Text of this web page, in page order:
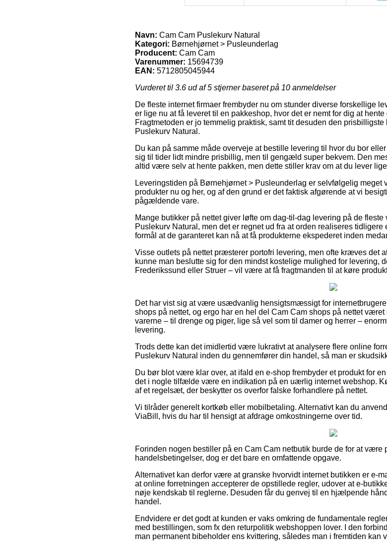
Navn: Cam Cam Puslekurv Natural
Kategori: Børnehjørnet > Pusleunderlag
Producent: Cam Cam
Varenummer: 15694739
EAN: 5712805045944
Vurderet til 3.6 ud af 5 stjerner baseret på 10 anmeldelser
De fleste internet firmaer frembyder nu om stunder diverse forskellige
er lige nu at få leveret til en pakkeshop, hvor det er nemt for dig at
Fragtmetoden er jo temmelig praktisk, samt tit desuden den
Puslekurv Natural.
Du kan på samme måde overveje at bestille levering til hvor du bor
sig til tider lidt mindre prisbillig, men til gengæld super bekvem. Den
altid være selv at hente pakken, men dette stiller krav om at du lever
Leveringstiden på Børnehjørnet > Pusleunderlag er selvfølgelig
produkter nu og her, og af den grund er det faktisk afgørende at vi
pågældende vare.
Mange butikker på nettet giver løfte om dag-til-dag levering på de
Puslekurv Natural, men det er regnet ud fra at orden realiseres
formål at de garanteret kan nå at få produkterne ekspederet inden
Visse outlets på nettet præsterer portofri levering, men ofte kræves det
kunne man beslutte sig for den mindst kostelige mulighed for levering,
Frederikssund eller Struer – vil være at få fragtmanden til at køre
Det har vist sig at være usædvanlig hensigtsmæssigt for
shops på nettet, og ergo har en hel del Cam Cam shops på nettet
varerne – til drenge og piger, lige så vel som til damer og herrer –
levering.
Trods dette kan det imidlertid være lukrativt at analysere flere online
Puslekurv Natural inden du gennemfører din handel, så man er
Du bør blot være klar over, at ifald en e-shop frembyder et produkt for
det i nogle tilfælde være en indikation på en uærlig internet webshop.
af et regelsæt, der beskytter os overfor falske forhandlere på nettet.
Vi tilråder generelt kortkøb eller mobilbetaling. Alternativt kan du
ViaBill, hvis du har til hensigt at afdrage omkostningerne over tid.
Forinden nogen bestiller på en Cam Cam netbutik burde de for at være
handelsbetingelser, dog er det bare en omfattende opgave.
Alternativet kan derfor være at granske hvorvidt internet butikken er e-
at online forretningen accepterer de opstillede regler, udover at e-
nøje kendskab til reglerne. Desuden får du genvej til en hjælpende
handel.
Endvidere er det godt at kunden er vaks omkring de fundamentale
med bestillingen, som fx den returpolitik webshoppen lover. I den
man permanent bibeholder ens kvittering, således man i fremtiden kan